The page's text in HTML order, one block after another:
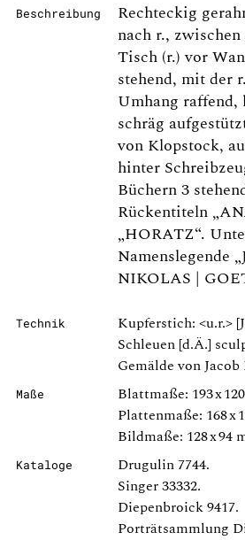
Beschreibung
Rechteckig
nach r.,
Tisch (r.) vor
stehend, mit der
Umhang raffend,
schräg
von Klopstock,
hinter
Büchern 3
Rückentiteln
„HORATZ“.
Namenslegende
NIKOLAS |
Technik
Kupferstich: <u.r.>
Schleuen [d.Ä.]
Gemälde von
Maße
Blattmaße: 193 x
Plattenmaße: 168 x
Bildmaße: 128 x 94
Kataloge
Drugulin 7744.
Singer 33332.
Diepenbroick 9417.
Porträtsammlung